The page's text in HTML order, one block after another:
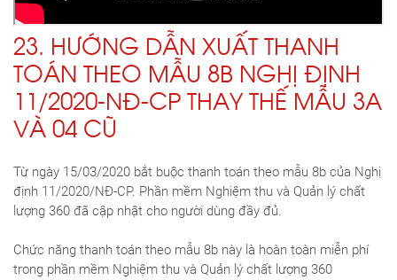
23. HƯỚNG DẪN XUẤT THANH
TOÁN THEO MẪU 8B NGHỊ ĐỊNH
11/2020-NĐ-CP THAY THẾ MẪU 3A
VÀ 04 CŨ
Từ ngày 15/03/2020 bắt buộc thanh toán theo mẫu 8b của Nghị
định 11/2020/NĐ-CP. Phần mềm Nghiệm thu và Quản lý chất
lượng 360 đã cập nhật cho người dùng đầy đủ.
Chức năng thanh toán theo mẫu 8b này là hoàn toàn miễn phí
trong phần mềm Nghiệm thu và Quản lý chất lượng 360